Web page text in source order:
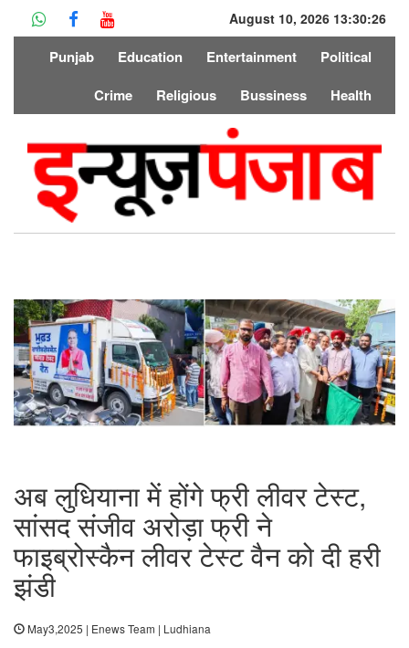
August 10, 2026 13:30:26
Punjab Education Entertainment
Political
Crime
Religious Bussiness Health
अब लुधियाना में होंगे फ्री लीवर टेस्ट,
सांसद संजीव अरोड़ा फ्री ने
फाइब्रोस्कैन लीवर टेस्ट वैन को दी हरी
झंडी
May3,2025 | Enews Team | Ludhiana